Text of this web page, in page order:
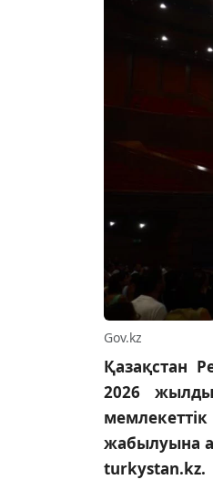
Gov.kz
Қазақстан
2026
жабылуына
turkystan.kz.